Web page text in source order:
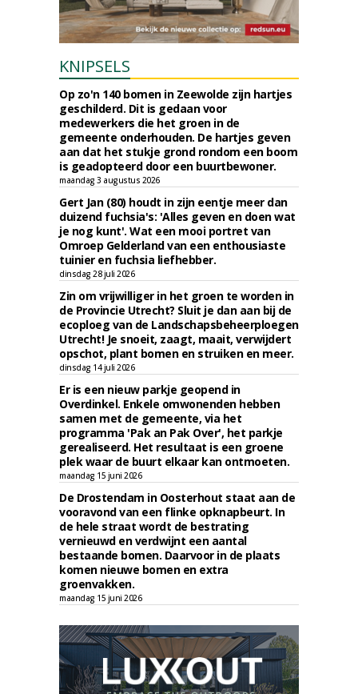
KNIPSELS
Op zo'n 140 bomen in Zeewolde zijn hartjes
geschilderd. Dit is gedaan voor
medewerkers die het groen in de
gemeente onderhouden. De hartjes geven
aan dat het stukje grond rondom een boom
is geadopteerd door een buurtbewoner.
maandag 3 augustus 2026
Gert Jan (80) houdt in zijn eentje meer dan
duizend fuchsia's: 'Alles geven en doen wat
je nog kunt'. Wat een mooi portret van
Omroep Gelderland van een enthousiaste
tuinier en fuchsia liefhebber.
dinsdag 28 juli 2026
Zin om vrijwilliger in het groen te worden in
de Provincie Utrecht? Sluit je dan aan bij de
ecoploeg van de Landschapsbeheerploegen
Utrecht! Je snoeit, zaagt, maait, verwijdert
opschot, plant bomen en struiken en meer.
dinsdag 14 juli 2026
Er is een nieuw parkje geopend in
Overdinkel. Enkele omwonenden hebben
samen met de gemeente, via het
programma 'Pak an Pak Over', het parkje
gerealiseerd. Het resultaat is een groene
plek waar de buurt elkaar kan ontmoeten.
maandag 15 juni 2026
De Drostendam in Oosterhout staat aan de
vooravond van een flinke opknapbeurt. In
de hele straat wordt de bestrating
vernieuwd en verdwijnt een aantal
bestaande bomen. Daarvoor in de plaats
komen nieuwe bomen en extra
groenvakken.
maandag 15 juni 2026